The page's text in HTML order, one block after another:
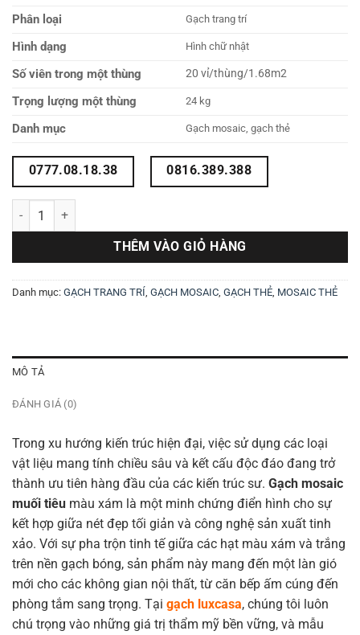
Phân loại Gạch trang trí
Hình dạng Hình chữ nhật
Số viên trong một thùng 20 vỉ/thùng/1.68m2
Trọng lượng một thùng 24 kg
Danh mục Gạch mosaic, gạch thẻ
0777.08.18.38 0816.389.388
Gạch mosaic muối tiêu màu xám số lượng
THÊM VÀO GIỎ HÀNG
Danh mục: GẠCH TRANG TRÍ, GẠCH MOSAIC, GẠCH THẺ, MOSAIC THẺ
MÔ TẢ
ĐÁNH GIÁ (0)
Trong xu hướng kiến trúc hiện đại, việc sử dụng các loại
vật liệu mang tính chiều sâu và kết cấu độc đáo đang trở
thành ưu tiên hàng đầu của các kiến trúc sư. Gạch mosaic
muối tiêu màu xám là một minh chứng điển hình cho sự
kết hợp giữa nét đẹp tối giản và công nghệ sản xuất tinh
xảo. Với sự pha trộn tinh tế giữa các hạt màu xám và trắng
trên nền gạch bóng, sản phẩm này mang đến một làn gió
mới cho các không gian nội thất, từ căn bếp ấm cúng đến
phòng tắm sang trọng. Tại gạch luxcasa, chúng tôi luôn
chú trọng vào những giá trị thẩm mỹ bền vững, và mẫu